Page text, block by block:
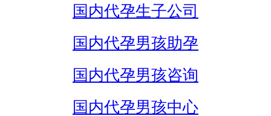
国内代孕生子公司
国内代孕男孩助孕
国内代孕男孩咨询
国内代孕男孩中心